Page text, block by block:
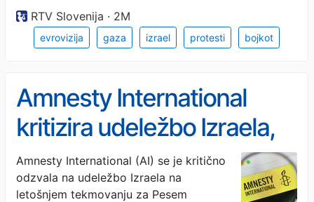
RTV Slovenija · 2M
evrovizija gaza izrael protesti bojkot
Amnesty International
kritizira udeležbo Izraela,
na Dunaju že prvi protesti
Amnesty International (AI) se je kritično
odzvala na udeležbo Izraela na
letošnjem tekmovanju za Pesem